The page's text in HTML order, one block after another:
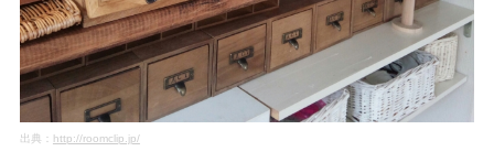
出典： http://roomclip.jp/